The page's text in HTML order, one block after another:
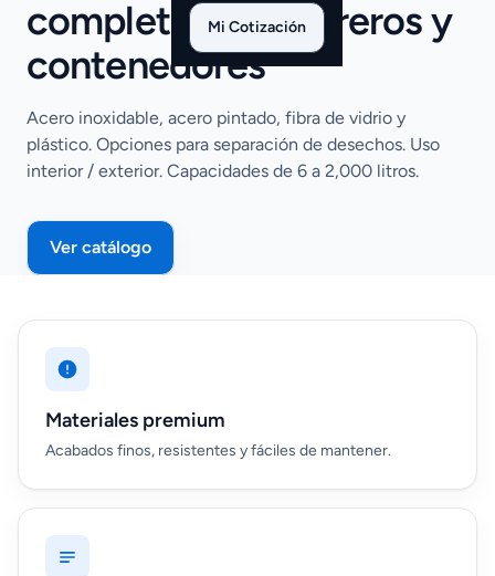
Mi Cotización
completode basureros y
contenedores
Acero inoxidable, acero pintado, fibra de vidrio y
plástico. Opciones para separación de desechos. Uso
interior / exterior. Capacidades de 6 a 2,000 litros.
Ver catálogo
Materiales premium
Acabados finos, resistentes y fáciles de mantener.